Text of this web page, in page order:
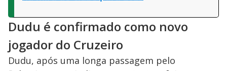
Dudu é confirmado como novo
jogador do Cruzeiro
Dudu, após uma longa passagem pelo